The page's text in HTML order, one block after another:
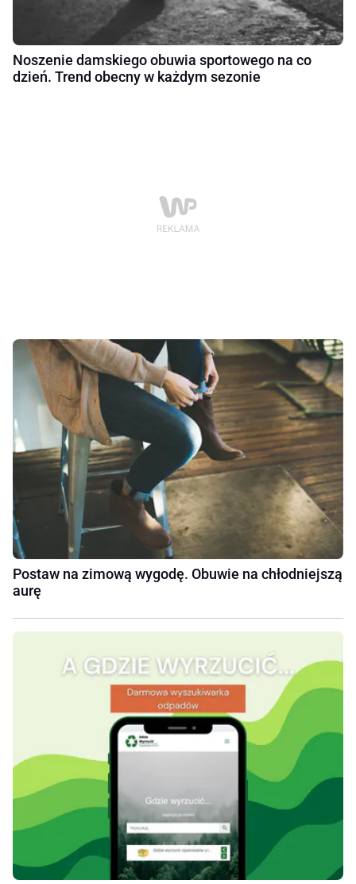
Noszenie damskiego obuwia sportowego na co
dzień. Trend obecny w każdym sezonie
Postaw na zimową wygodę. Obuwie na chłodniejszą
aurę